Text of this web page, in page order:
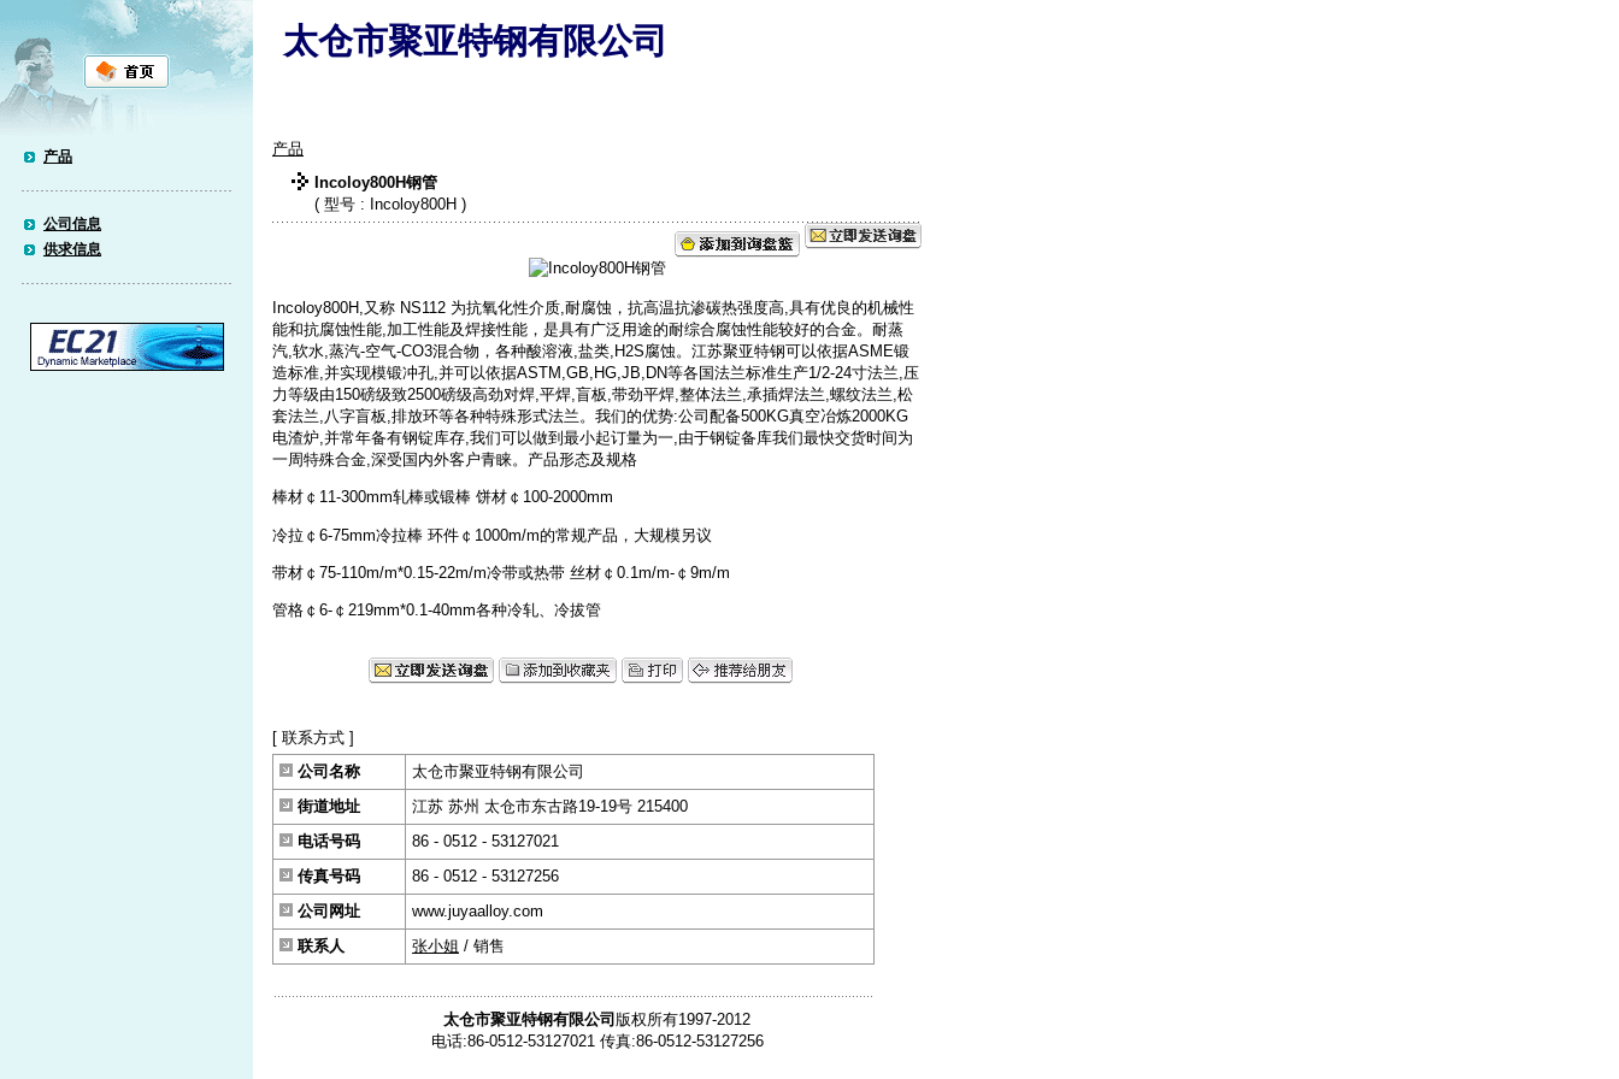
产品
公司信息
供求信息
太仓市聚亚特钢有限公司
产品
Incoloy800H钢管
( 型号 : Incoloy800H )
Incoloy800H,又称 NS112 为抗氧化性介质,耐腐蚀，抗高温抗渗碳热强度高,具有优良的机械性
能和抗腐蚀性能,加工性能及焊接性能，是具有广泛用途的耐综合腐蚀性能较好的合金。耐蒸
汽,软水,蒸汽-空气-CO3混合物，各种酸溶液,盐类,H2S腐蚀。江苏聚亚特钢可以依据ASME锻
造标准,并实现模锻冲孔,并可以依据ASTM,GB,HG,JB,DN等各国法兰标准生产1/2-24寸法兰,压
力等级由150磅级致2500磅级高劲对焊,平焊,盲板,带劲平焊,整体法兰,承插焊法兰,螺纹法兰,松
套法兰,八字盲板,排放环等各种特殊形式法兰。我们的优势:公司配备500KG真空冶炼2000KG
电渣炉,并常年备有钢锭库存,我们可以做到最小起订量为一,由于钢锭备库我们最快交货时间为
一周特殊合金,深受国内外客户青睐。产品形态及规格
棒材￠11-300mm轧棒或锻棒 饼材￠100-2000mm
冷拉￠6-75mm冷拉棒 环件￠1000m/m的常规产品，大规模另议
带材￠75-110m/m*0.15-22m/m冷带或热带 丝材￠0.1m/m-￠9m/m
管格￠6-￠219mm*0.1-40mm各种冷轧、冷拔管
[ 联系方式 ]
公司名称
太仓市聚亚特钢有限公司
街道地址
江苏 苏州 太仓市东古路19-19号 215400
电话号码
86 - 0512 - 53127021
传真号码
86 - 0512 - 53127256
公司网址
www.juyaalloy.com
联系人
张小姐 / 销售
太仓市聚亚特钢有限公司 版权所有1997-2012
电话:86-0512-53127021 传真:86-0512-53127256